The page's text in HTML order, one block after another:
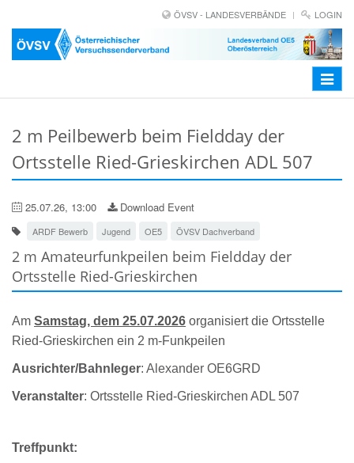
ÖVSV - LANDESVERBÄNDE LOGIN
Toggle
2 m Peilbewerb beim Fieldday der
Ortsstelle Ried-Grieskirchen ADL 507
25.07.26, 13:00 Download Event
ARDF Bewerb Jugend OE5 ÖVSV Dachverband
2 m Amateurfunkpeilen beim Fieldday der
Ortsstelle Ried-Grieskirchen
Am Samstag, dem 25.07.2026 organisiert die Ortsstelle
Ried-Grieskirchen ein 2 m-Funkpeilen
Ausrichter/Bahnleger: Alexander OE6GRD
Veranstalter: Ortsstelle Ried-Grieskirchen ADL 507
Treffpunkt: